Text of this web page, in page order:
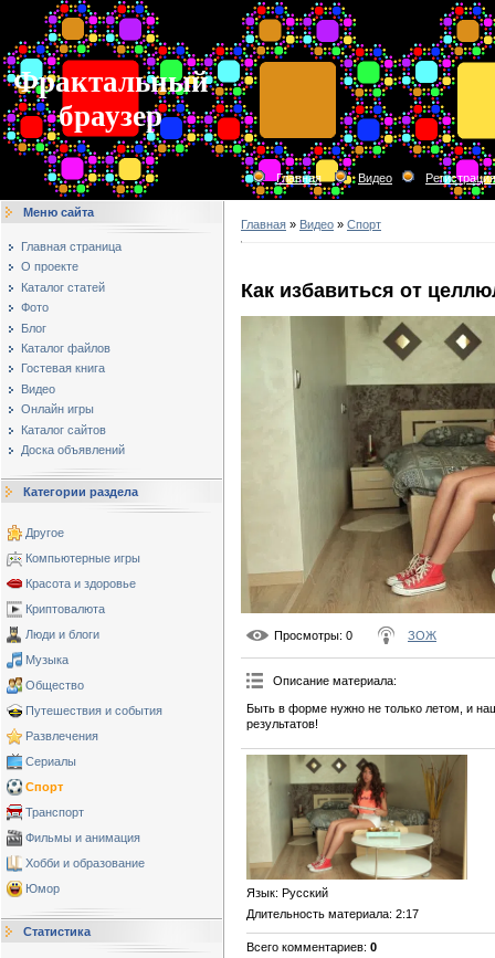
Фрактальный
браузер
Главная Видео Регистрация
Меню сайта
Главная страница
О проекте
Каталог статей
Фото
Блог
Каталог файлов
Гостевая книга
Видео
Онлайн игры
Каталог сайтов
Доска объявлений
Категории раздела
Другое
Компьютерные игры
Красота и здоровье
Криптовалюта
Люди и блоги
Музыка
Общество
Путешествия и события
Развлечения
Сериалы
Спорт
Транспорт
Фильмы и анимация
Хобби и образование
Юмор
Статистика
Главная » Видео » Спорт
Как избавиться от
Просмотры: 0 ЗОЖ
Описание материала:
Быть в форме нужно не только летом, и
результатов!
Язык: Русский
Длительность материала: 2:17
Всего комментариев: 0